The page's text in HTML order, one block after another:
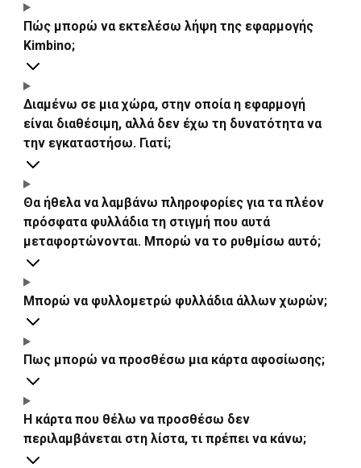
Πώς μπορώ να εκτελέσω λήψη της εφαρμογής
Kimbino;
Διαμένω σε μια χώρα, στην οποία η εφαρμογή
είναι διαθέσιμη, αλλά δεν έχω τη δυνατότητα να
την εγκαταστήσω. Γιατί;
Θα ήθελα να λαμβάνω πληροφορίες για τα πλέον
πρόσφατα φυλλάδια τη στιγμή που αυτά
μεταφορτώνονται. Μπορώ να το ρυθμίσω αυτό;
Μπορώ να φυλλομετρώ φυλλάδια άλλων χωρών;
Πως μπορώ να προσθέσω μια κάρτα αφοσίωσης;
Η κάρτα που θέλω να προσθέσω δεν
περιλαμβάνεται στη λίστα, τι πρέπει να κάνω;